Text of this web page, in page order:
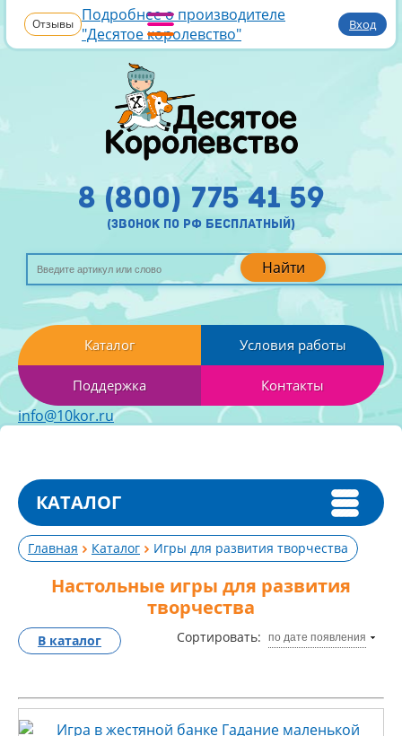
Отзывы Подробнее о производителе
"Десятое королевство"
Вход
Найти
8 (800) 775 41 59
(звонок по рф бесплатный)
Каталог Условия работы
Поддержка Контакты
info@10kor.ru
КАТАЛОГ
Главная Каталог Игры для развития творчества
Настольные игры для развития
творчества
Сортировать: по дате появления
В каталог